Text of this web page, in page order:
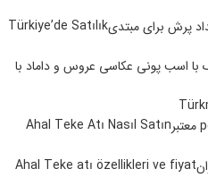
Türkiye’de Satılık
Ahal Teke Atı Nasıl Satın
Ahal Teke atı özellikleri ve fiyat